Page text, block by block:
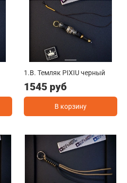
1.B. Темляк PIXIU черный
1545 руб
В корзину